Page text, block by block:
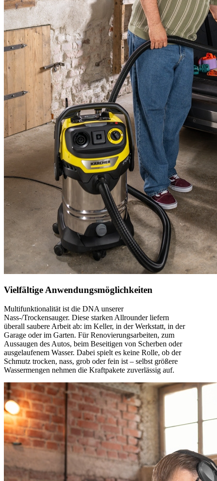
Vielfältige Anwendungsmöglichkeiten
Multifunktionalität ist die DNA unserer
Nass-/Trockensauger. Diese starken Allrounder liefern
überall saubere Arbeit ab: im Keller, in der Werkstatt, in der
Garage oder im Garten. Für Renovierungsarbeiten, zum
Aussaugen des Autos, beim Beseitigen von Scherben oder
ausgelaufenem Wasser. Dabei spielt es keine Rolle, ob der
Schmutz trocken, nass, grob oder fein ist – selbst größere
Wassermengen nehmen die Kraftpakete zuverlässig auf.